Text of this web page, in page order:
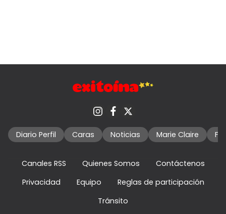
Diario Perfil Caras Noticias Marie Claire
Canales RSS Quienes Somos
Contáctenos
Privacidad
Equipo
Reglas de participación
Tránsito